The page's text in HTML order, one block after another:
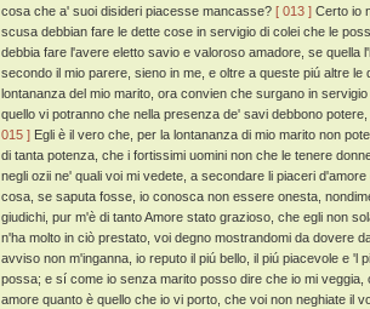
cosa che a' suoi disideri piacesse mancasse? [ 013 ] Certo io
scusa debbian fare le dette cose in servigio di colei che le
debbia fare l'avere eletto savio e valoroso amadore, se quella
secondo il mio parere, sieno in me, e oltre a queste piú altre
lontananza del mio marito, ora convien che surgano in
quello vi potranno che nella presenza de' savi debbono
015 ] Egli è il vero che, per la lontananza di mio marito non
di tanta potenza, che i fortissimi uomini non che le tenere
negli ozii ne' quali voi mi vedete, a secondare li piaceri
cosa, se saputa fosse, io conosca non essere onesta,
giudichi, pur m'è di tanto Amore stato grazioso, che egli non
n'ha molto in ciò prestato, voi degno mostrandomi da dovere
avviso non m'inganna, io reputo il piú bello, il piú piacevole e
possa; e sí come io senza marito posso dire che io mi veggia,
amore quanto è quello che io vi porto, che voi non neghiate il